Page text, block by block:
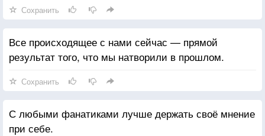
Сохранить
Все происходящее с нами сейчас — прямой
результат того, что мы натворили в прошлом.
Сохранить
С любыми фанатиками лучше держать своё мнение
при себе.